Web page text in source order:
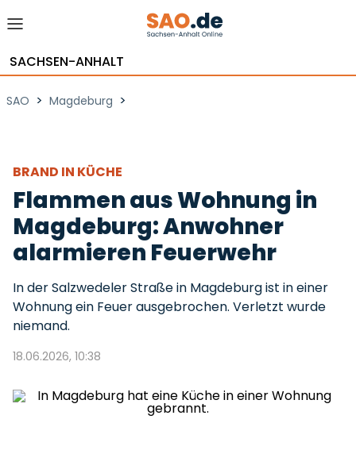
SACHSEN-ANHALT
SAO > Magdeburg >
BRAND IN KÜCHE
Flammen aus Wohnung in
Magdeburg: Anwohner
alarmieren Feuerwehr
In der Salzwedeler Straße in Magdeburg ist in einer
Wohnung ein Feuer ausgebrochen. Verletzt wurde
niemand.
18.06.2026, 10:38